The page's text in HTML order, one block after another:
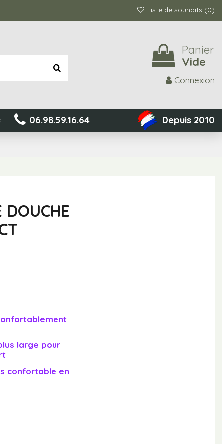
Liste de souhaits (0)
Panier
Vide
Connexion
06.98.59.16.64 Depuis 2010
DOUCHE
large pour
confortable en